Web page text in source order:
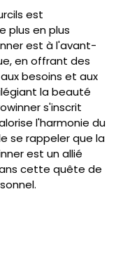
est
plus en plus
est à l'avant-
en offrant des
besoins et aux
la beauté
s'inscrit
l'harmonie du
se rappeler que la
est un allié
cette quête de